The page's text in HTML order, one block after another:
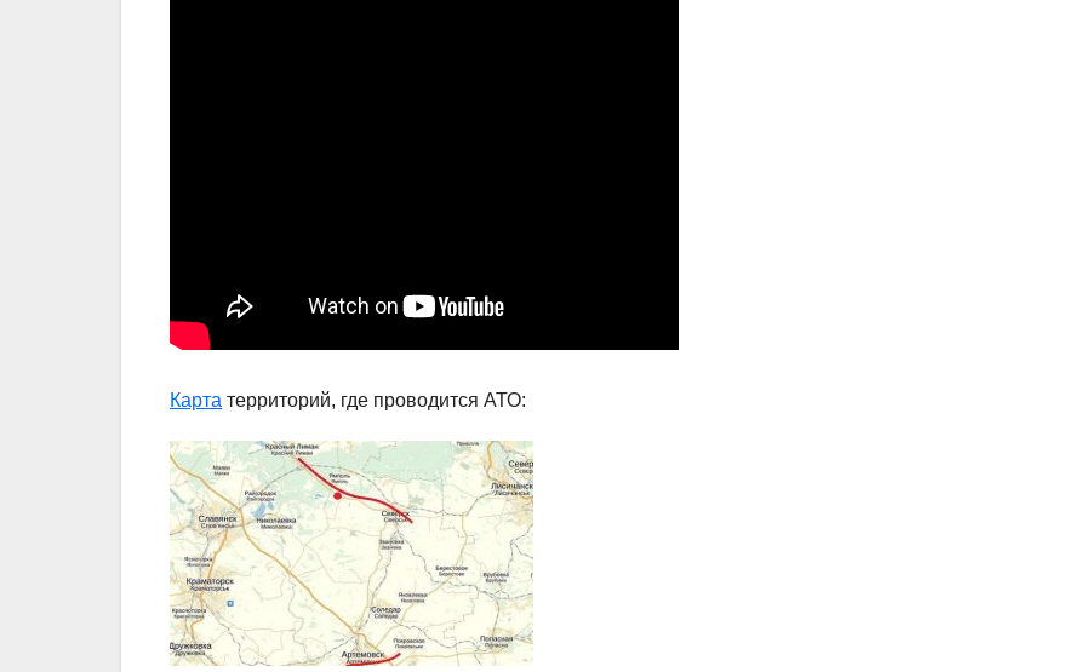
Карта территорий, где проводится АТО: